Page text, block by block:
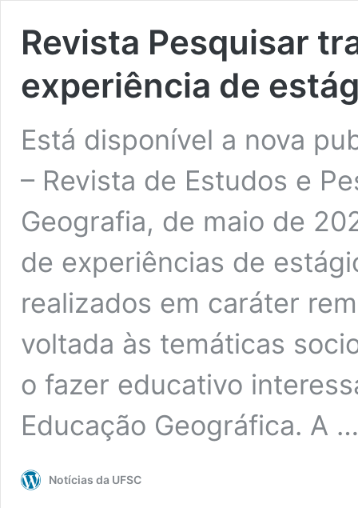
Revista Pesquisar
experiência de
Está disponível a nova
– Revista de Estudos e
Geografia, de maio de
de experiências de
realizados em caráter
voltada às temáticas
o fazer educativo
Educação Geográfica. A
Notícias da UFSC